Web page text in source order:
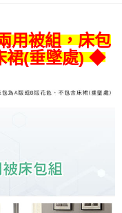
跳轉至「AFTEE先享後付」
成結帳。
連結，可透過四大超商／
交易完成。
頁面顯示為準，若有關於
support/home
先享後付」服務完成之交
用被組，床包
裙(垂墜處) ◆